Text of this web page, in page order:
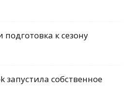
к сезону
запустила собственное